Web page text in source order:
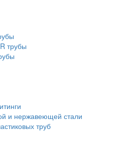
трубы
и нержавеющей стали
труб